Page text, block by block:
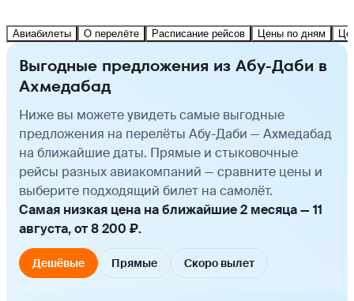
Авиабилеты О перелёте Расписание рейсов Цены по дням
Выгодные предложения из Абу-Даби в
Ахмедабад
Ниже вы можете увидеть самые выгодные
предложения на перелёты Абу-Даби — Ахмедабад
на ближайшие даты. Прямые и стыковочные
рейсы разных авиакомпаний — сравните цены и
выберите подходящий билет на самолёт.
Самая низкая цена на ближайшие 2 месяца — 11
августа, от 8 200 ₽.
Дешёвые Прямые Скоро вылет